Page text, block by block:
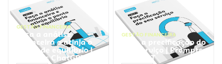
GESTÃO FINANCEIRA
Faça a análise
financeira e atinja o
ponto de equilíbrio |
Prompts ChatGPT
GESTÃO FINANCEIRA
Faça a precificação do
seu serviço | Prompts
ChatGPT